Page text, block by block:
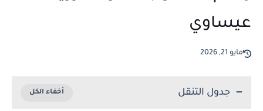
عيساوي
مايو 21, 2026
جدول التنقل